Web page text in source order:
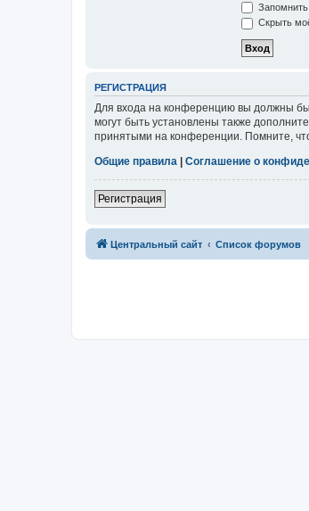
Скрыть
РЕГИСТРАЦИЯ
Для входа на конференцию вы должны
могут быть установлены также
принятыми на конференции. Помните,
Общие правила
Соглашение о
Регистрация
Центральный сайт Список форумов